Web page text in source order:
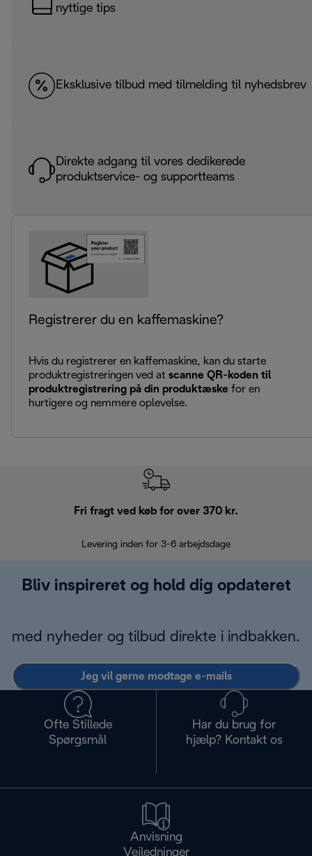
nyttige tips
Eksklusive tilbud med tilmelding til nyhedsbrev
Direkte adgang til vores dedikerede
produktservice- og supportteams
Registrerer du en kaffemaskine?
Hvis du registrerer en kaffemaskine, kan du starte
produktregistreringen ved at scanne QR-koden til
produktregistrering på din produktæske for en
hurtigere og nemmere oplevelse.
Fri fragt ved køb for over 370 kr.
Levering inden for 3-6 arbejdsdage
Bliv inspireret og hold dig opdateret
med nyheder og tilbud direkte i indbakken.
Jeg vil gerne modtage e-mails
Ofte Stillede
Spørgsmål
Har du brug for
hjælp? Kontakt os
Anvisning
Vejledninger